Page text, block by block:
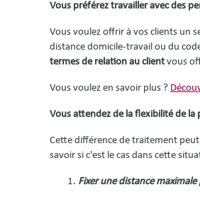
Vous préférez travailler avec des
Vous voulez offrir à vos clients un
distance domicile-travail ou du
termes de relation au client vous
Vous voulez en savoir plus ?
Vous attendez de la flexibilité de la
Cette différence de traitement
savoir si c'est le cas dans cette
Fixer une distance